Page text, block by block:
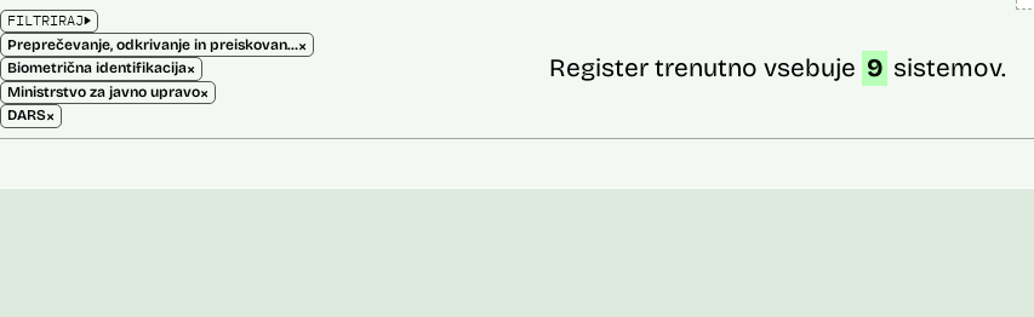
FILTRIRAJ
Preprečevanje, odkrivanje in preiskovanje kaznivih dejanj×
Biometrična identifikacija×
Ministrstvo za javno upravo×
DARS×
Register trenutno vsebuje 9 sistemov.